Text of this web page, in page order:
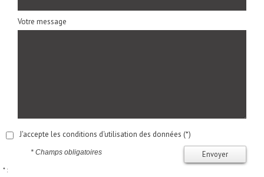
Votre message
J'accepte les conditions d'utilisation des données (*)
Envoyer
* Champs obligatoires
* :